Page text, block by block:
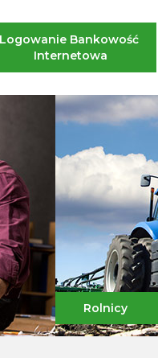
Logowanie Bankowość
Internetowa
Rolnicy